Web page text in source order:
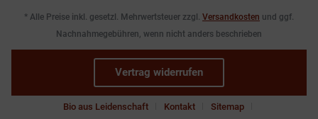
* Alle Preise inkl. gesetzl. Mehrwertsteuer zzgl. Versandkosten und ggf.
Nachnahmegebühren, wenn nicht anders beschrieben
Vertrag widerrufen
Bio aus Leidenschaft Kontakt Sitemap